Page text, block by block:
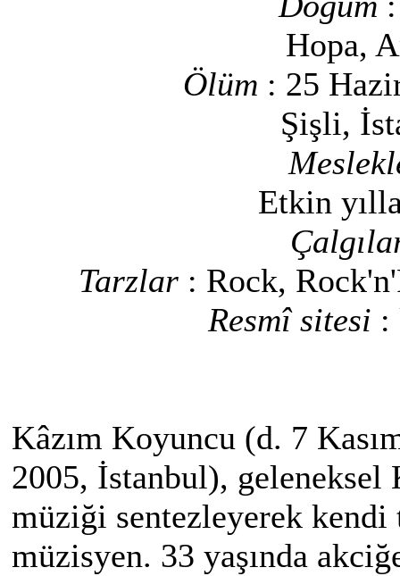
Hopa,
Ölüm : 25
Şişli,
Etkin
Tarzlar : Rock,
Resmî sitesi :
Kâzım Koyuncu (d. 7
2005, İstanbul),
müziği sentezleyerek kendi
müzisyen. 33 yaşında